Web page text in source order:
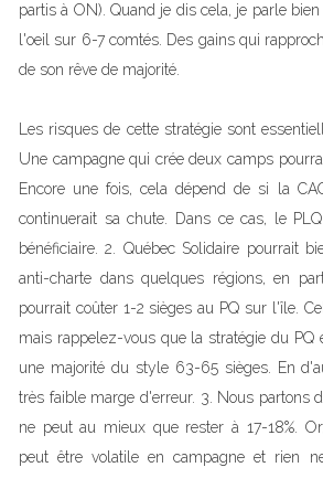
partis à ON). Quand je dis cela, je parle
l'oeil sur 6-7 comtés. Des gains qui
de son rêve de majorité.
Les risques de cette stratégie sont
Une campagne qui crée deux camps
Encore une fois, cela dépend de si la
continuerait sa chute. Dans ce cas, le
bénéficiaire. 2. Québec Solidaire pourrait
anti-charte dans quelques régions, en
pourrait coûter 1-2 sièges au PQ sur l'île.
mais rappelez-vous que la stratégie du PQ
une majorité du style 63-65 sièges. En
très faible marge d'erreur. 3. Nous partons
ne peut au mieux que rester à 17-18%.
peut être volatile en campagne et rien